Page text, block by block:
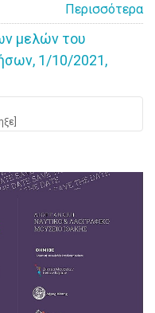
Περισσότερα
μελών του
1/10/2021,